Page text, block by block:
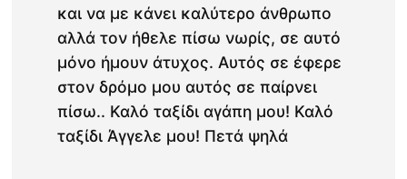
και να με κάνει καλύτερο άνθρωπο
αλλά τον ήθελε πίσω νωρίς, σε αυτό
μόνο ήμουν άτυχος. Αυτός σε έφερε
στον δρόμο μου αυτός σε παίρνει
πίσω.. Καλό ταξίδι αγάπη μου! Καλό
ταξίδι Άγγελε μου! Πετά ψηλά